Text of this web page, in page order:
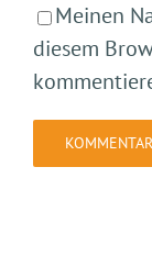
Meinen
diesem